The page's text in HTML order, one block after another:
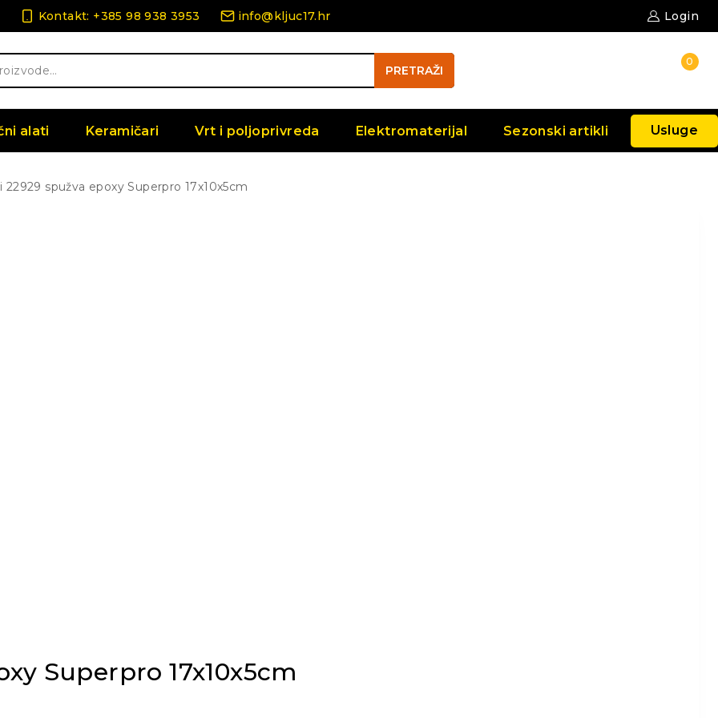
Kontakt: +385 98 938 3953 info@kljuc17.hr Login
PRETRAŽI
0
alati Keramičari Vrt i poljoprivreda Elektromaterijal Sezonski artikli Usluge
22929 spužva epoxy Superpro 17x10x5cm
Superpro 17x10x5cm